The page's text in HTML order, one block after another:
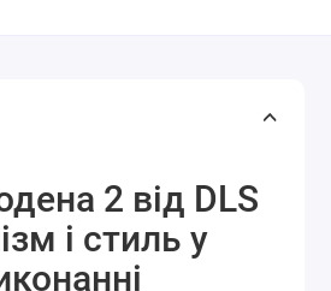
2 від DLS
і стиль у